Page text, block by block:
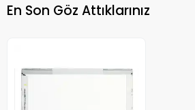
En Son Göz Attıklarınız